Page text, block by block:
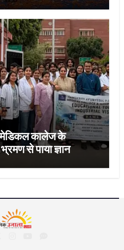
कालेज के
भ्रमण से पाया ज्ञान